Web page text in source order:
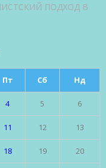
ПОДХОД В
Пт Сб Нд
4 5 6
11 12 13
18 19 20